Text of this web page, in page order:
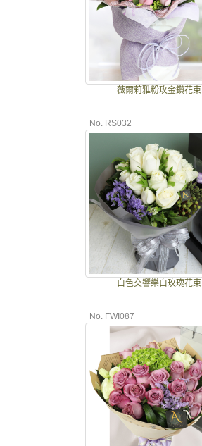
薇爾莉雅粉玫金鑽花束
No. RS032
白色交響樂白玫瑰花束
No. FWI087